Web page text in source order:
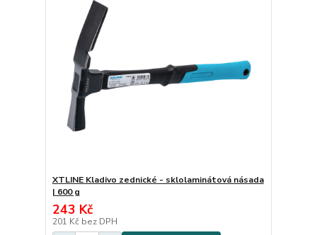
XTLINE Kladivo zednické - sklolaminátová násada
| 600 g
243 Kč
201 Kč bez DPH